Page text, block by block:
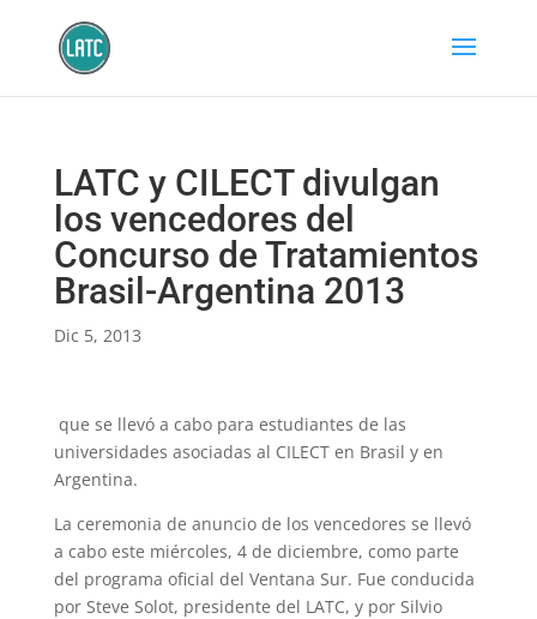
LATC y CILECT divulgan
los vencedores del
Concurso de Tratamientos
Brasil-Argentina 2013
Dic 5, 2013
que se llevó a cabo para estudiantes de las
universidades asociadas al CILECT en Brasil y en
Argentina.
La ceremonia de anuncio de los vencedores se llevó
a cabo este miércoles, 4 de diciembre, como parte
del programa oficial del Ventana Sur. Fue conducida
por Steve Solot, presidente del LATC, y por Silvio